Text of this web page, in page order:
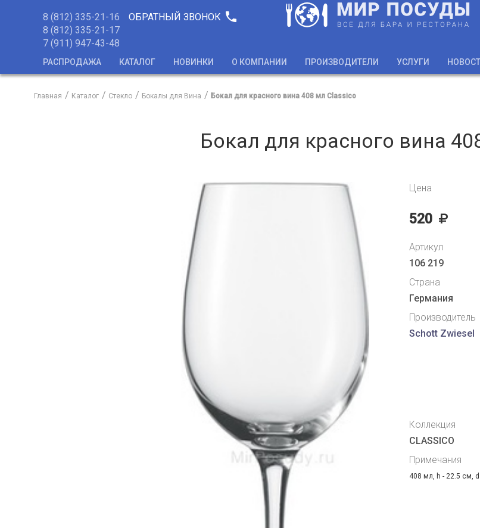
8 (812) 335-21-16
8 (812) 335-21-17
7 (911) 947-43-48
ОБРАТНЫЙ ЗВОНОК phone
РАСПРОДАЖА КАТАЛОГ НОВИНКИ О КОМПАНИИ ПРОИЗВОДИТЕЛИ УСЛУГИ
Главная Каталог Стекло Бокалы для Вина Бокал для красного вина 408 мл Classico
Бокал для красного вина
Цена
520
Артикул
106 219
Страна
Германия
Производитель
Schott Zwiesel
Коллекция
CLASSICO
Примечания
408 мл, h - 22.5 см,